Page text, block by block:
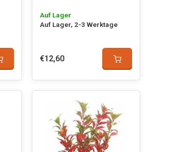
Auf Lager
Auf Lager, 2-3 Werktage
€12,60